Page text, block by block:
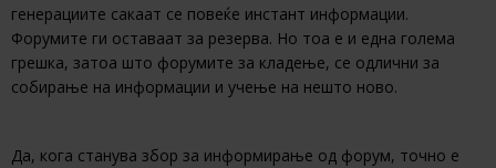
генерациите сакаат се повеќе инстант информации.
Форумите ги оставаат за резерва. Но тоа е и една голема
грешка, затоа што форумите за кладење, се одлични за
собирање на информации и учење на нешто ново.
Да, кога станува збор за информирање од форум, точно е